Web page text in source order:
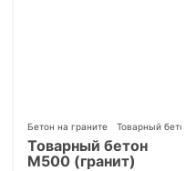
Бетон на граните Товарный бетон
Товарный бетон
М500 (гранит)